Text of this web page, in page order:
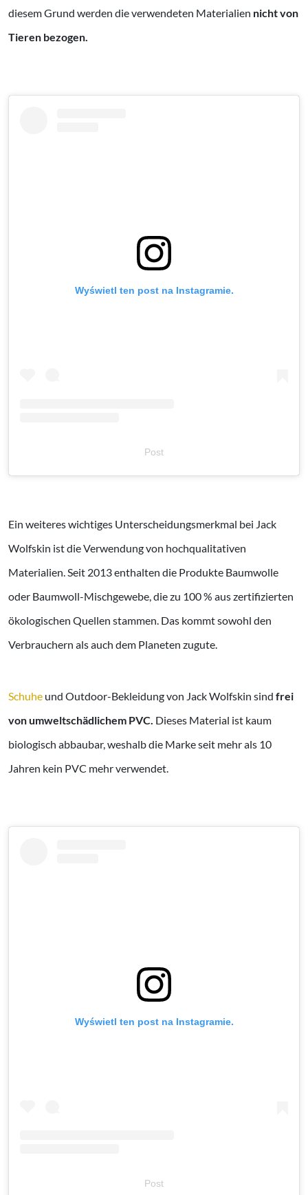
diesem Grund werden die verwendeten Materialien nicht von
Tieren bezogen.
Wyświetl ten post na Instagramie.
Post
Ein weiteres wichtiges Unterscheidungsmerkmal bei Jack
Wolfskin ist die Verwendung von hochqualitativen
Materialien. Seit 2013 enthalten die Produkte Baumwolle
oder Baumwoll-Mischgewebe, die zu 100 % aus zertifizierten
ökologischen Quellen stammen. Das kommt sowohl den
Verbrauchern als auch dem Planeten zugute.
Schuhe und Outdoor-Bekleidung von Jack Wolfskin sind frei
von umweltschädlichem PVC. Dieses Material ist kaum
biologisch abbaubar, weshalb die Marke seit mehr als 10
Jahren kein PVC mehr verwendet.
Wyświetl ten post na Instagramie.
Post